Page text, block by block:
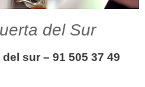
del Sur
sur – 91 505 37 49